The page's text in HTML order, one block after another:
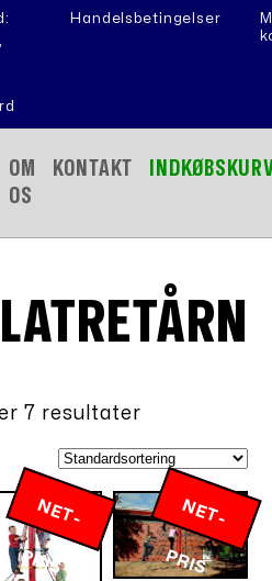
Handelsbetingelser
OM
OS
KONTAKT
7 resultater
N
E
T
-
P
R
IS
N
E
T
-
P
R
IS